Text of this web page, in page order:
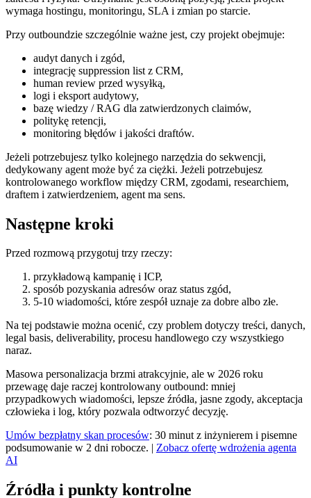
wymaga hostingu, monitoringu, SLA i zmian po starcie.
Przy outboundzie szczególnie ważne jest, czy projekt obejmuje:
audyt danych i zgód,
integrację suppression list z CRM,
human review przed wysyłką,
logi i eksport audytowy,
bazę wiedzy / RAG dla zatwierdzonych claimów,
politykę retencji,
monitoring błędów i jakości draftów.
Jeżeli potrzebujesz tylko kolejnego narzędzia do sekwencji,
dedykowany agent może być za ciężki. Jeżeli potrzebujesz
kontrolowanego workflow między CRM, zgodami, researchiem,
draftem i zatwierdzeniem, agent ma sens.
Następne kroki
Przed rozmową przygotuj trzy rzeczy:
przykładową kampanię i ICP,
sposób pozyskania adresów oraz status zgód,
5-10 wiadomości, które zespół uznaje za dobre albo złe.
Na tej podstawie można ocenić, czy problem dotyczy treści, danych,
legal basis, deliverability, procesu handlowego czy wszystkiego
naraz.
Masowa personalizacja brzmi atrakcyjnie, ale w 2026 roku
przewagę daje raczej kontrolowany outbound: mniej
przypadkowych wiadomości, lepsze źródła, jasne zgody, akceptacja
człowieka i log, który pozwala odtworzyć decyzję.
Umów bezpłatny skan procesów: 30 minut z inżynierem i pisemne
podsumowanie w 2 dni robocze. | Zobacz ofertę wdrożenia agenta
AI
Źródła i punkty kontrolne